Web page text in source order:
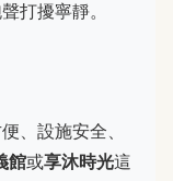
打擾寧靜。
、設施安全、
館或享沐時光這